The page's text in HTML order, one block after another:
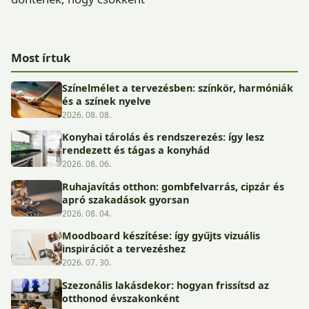
Most írtuk
Színelmélet a tervezésben: színkör, harmóniák
és a színek nyelve
2026. 08. 08.
Konyhai tárolás és rendszerezés: így lesz
rendezett és tágas a konyhád
2026. 08. 06.
Ruhajavítás otthon: gombfelvarrás, cipzár és
apró szakadások gyorsan
2026. 08. 04.
Moodboard készítése: így gyűjts vizuális
inspirációt a tervezéshez
2026. 07. 30.
Szezonális lakásdekor: hogyan frissítsd az
otthonod évszakonként